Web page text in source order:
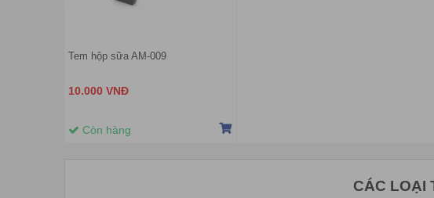
Tem hộp sữa AM-009
10.000 VNĐ
Còn hàng
CÁC LOẠI